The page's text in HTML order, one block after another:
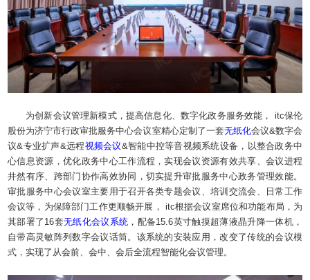
为创新会议管理新模式，提高信息化、数字化政务服务效能， itc保伦
股份为济宁市行政审批服务中心会议室精心定制了一套无纸化会议&数字会
议&专业扩声&远程视频会议&智能中控等音视频系统设备，以整合政务中
心信息资源，优化政务中心工作流程，实现会议资源有效共享、会议进程
井然有序、跨部门协作高效协同，切实提升审批服务中心政务管理效能。
审批服务中心会议室主要用于召开各类专题会议、培训交流会、日常工作
会议等，为保障部门工作更顺畅开展， itc根据会议室席位和功能布局，为
其部署了16套无纸化会议系统 ，配备15.6英寸触摸超薄液晶升降一体机，
自带高灵敏阵列数字会议话筒。该系统的安装应用，改变了传统的会议模
式，实现了从会前、会中、会后全流程智能化会议管理。